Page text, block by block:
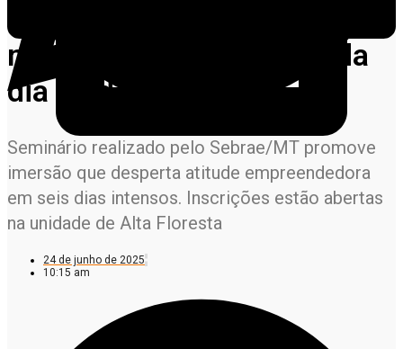
histórias em Alta Floresta e
nova edição será realizada
dia 30 de junho
Seminário realizado pelo Sebrae/MT promove
imersão que desperta atitude empreendedora
em seis dias intensos. Inscrições estão abertas
na unidade de Alta Floresta
24 de junho de 2025
10:15 am